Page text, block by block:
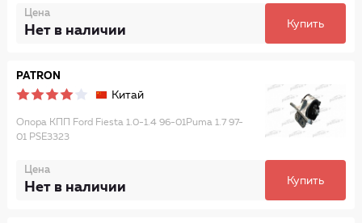
Цена
Нет в наличии Купить
PATRON
Китай
Опора КПП Ford Fiesta 1.0-1.4 96-01Puma 1.7 97-
01 PSE3323
Цена
Нет в наличии Купить